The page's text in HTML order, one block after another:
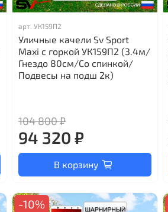
арт.УК159П2
Уличные качели Sv Sport
Maxi с горкой УК159П2 (3.4м/
Гнездо 80см/Со спинкой/
Подвесы на подш 2к)
104 800 ₽
94 320 ₽
В корзину
-10%